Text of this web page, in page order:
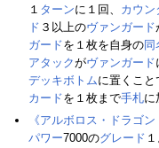
１ ターンに１回、 カウン
ド ３以上のヴァンガード
ガードを１枚を自身の同
アタックがヴァンガード
デッキボトムに置くこと
カードを１枚まで手札に
《アルボロス・ドラゴン
パワー7000のグレード １